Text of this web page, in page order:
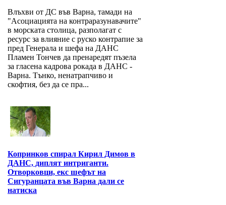
Влъхви от ДС във Варна, тамади на
"Асоциацията на контраразунавачите"
в морската столица, разполагат с
ресурс за влияние с руско контрапие за
пред Генерала и шефа на ДАНС
Пламен Тончев да пренаредят пъзела
за гласена кадрова рокада в ДАНС -
Варна. Тънко, ненатрапчиво и
скофтия, без да се пра...
Копринков спирал Кирил Димов в
ДАНС, диплят интриганти.
Отворковци, екс шефът на
Сигуранцата във Варна дали се
натиска